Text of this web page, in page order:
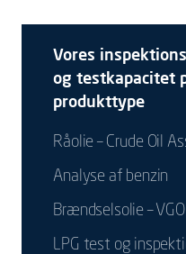
Vores
og testkapacitet
produkttype
Råolie – Crude Oil
Analyse af benzin
Brændselsolie – VGO
LPG test og